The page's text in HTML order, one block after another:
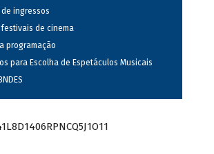
de ingressos
festivais de cinema
programação
para Escolha de Espetáculos Musicais